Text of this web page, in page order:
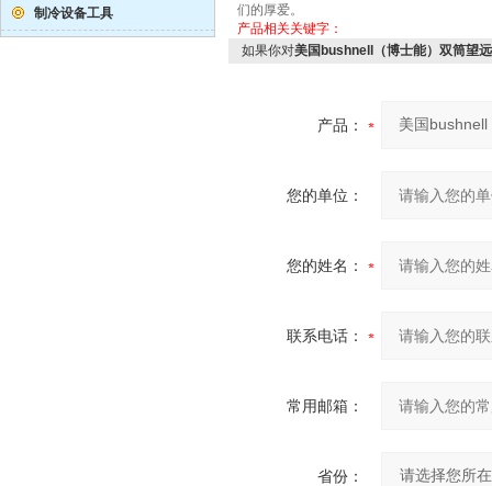
制冷设备工具
们的厚爱。
产品相关关键字：
如果你对美国bushnell（博士能）双筒望
产品：
您的单位：
您的姓名：
联系电话：
常用邮箱：
省份：